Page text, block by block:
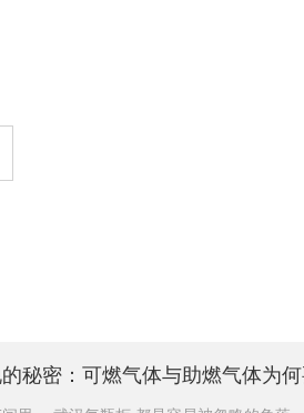
秘密：可燃气体与助燃气体为